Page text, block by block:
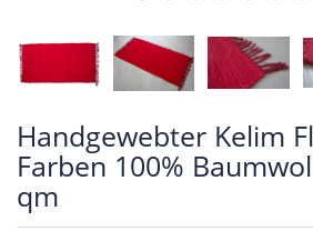
Handgewebter Kelim
Farben 100%
qm